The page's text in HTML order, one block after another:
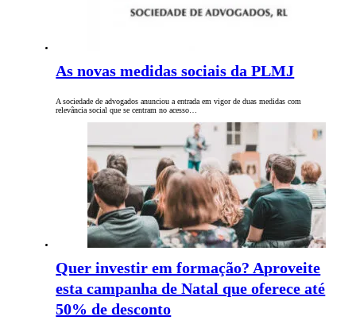
As novas medidas sociais da PLMJ
A sociedade de advogados anunciou a entrada em vigor de duas medidas com
relevância social que se centram no acesso…
Quer investir em formação? Aproveite
esta campanha de Natal que oferece até
50% de desconto